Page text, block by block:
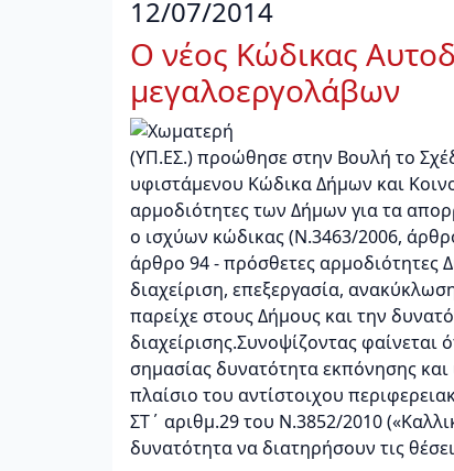
12/07/2014
Ο νέος Κώδικας
μεγαλοεργολάβων
(ΥΠ.ΕΣ.) προώθησε στην Βουλή το
υφιστάμενου Κώδικα Δήμων και
αρμοδιότητες των Δήμων για τα
ο ισχύων κώδικας (Ν.3463/2006,
άρθρο 94 - πρόσθετες
διαχείριση, επεξεργασία,
παρείχε στους Δήμους και την
διαχείρισης.Συνοψίζοντας
σημασίας δυνατότητα εκπόνησης
πλαίσιο του αντίστοιχου
ΣΤ΄ αριθμ.29 του Ν.3852/2010
δυνατότητα να διατηρήσουν τις